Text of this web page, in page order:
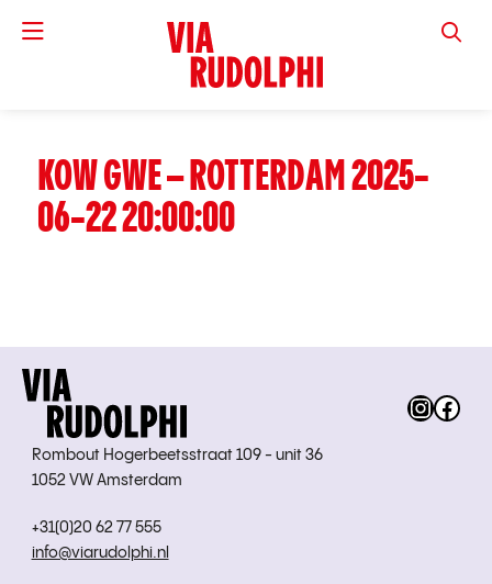
VIA
KOW GWE – ROTTERDAM 2025-
06-22 20:00:00
Rombout Hogerbeetsstraat 109 - unit 36
1052 VW Amsterdam
+31(0)20 62 77 555
info@viarudolphi.nl